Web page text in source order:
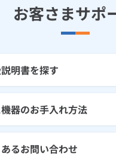
お客さまサポ
明書を探す
器のお手入れ方法
るお問い合わせ